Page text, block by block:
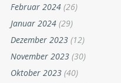
Februar 2024 (26)
Januar 2024 (29)
Dezember 2023 (12)
November 2023 (30)
Oktober 2023 (40)